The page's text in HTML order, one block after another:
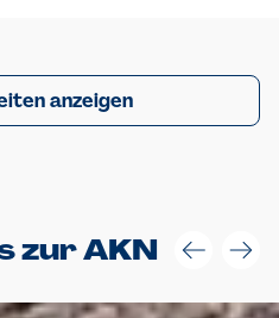
anzeigen
zur AKN